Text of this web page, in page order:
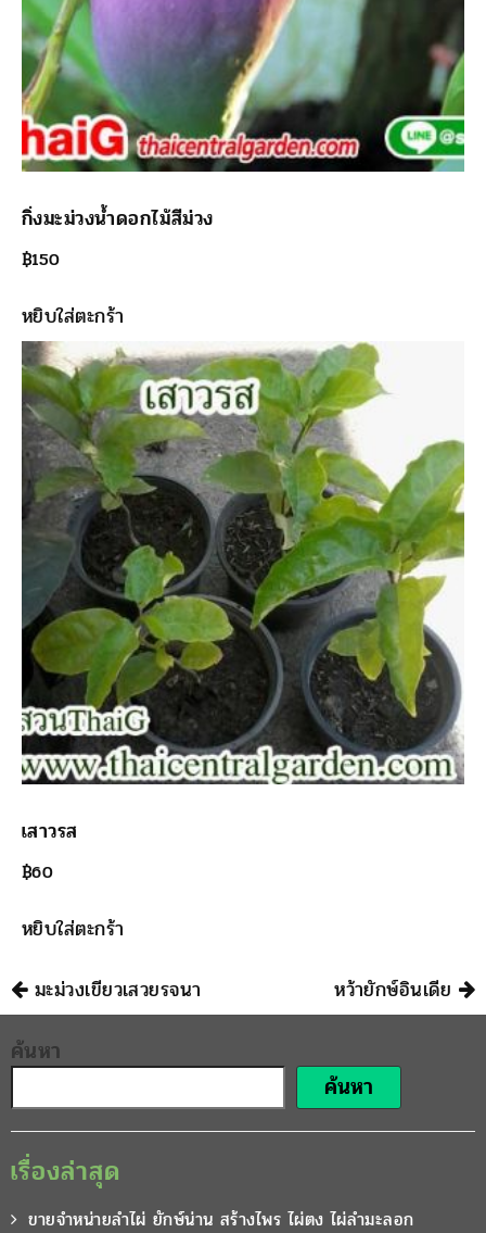
กิ่งมะม่วงน้ำดอกไม้สีม่วง
฿150
หยิบใส่ตะกร้า
เสาวรส
฿60
หยิบใส่ตะกร้า
นำทาง
มะม่วงเขียวเสวยรจนา หว้ายักษ์อินเดีย
ค้นหา
ค้นหา
เรื่องล่าสุด
ขายจำหน่ายลำไผ่ ยักษ์น่าน สร้างไพร ไผ่ตง ไผ่ลำมะลอก